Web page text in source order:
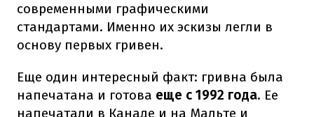
современными графическими
стандартами. Именно их эскизы легли в
основу первых гривен.
Еще один интересный факт: гривна была
напечатана и готова еще с 1992 года. Ее
напечатали в Канаде и на Мальте и